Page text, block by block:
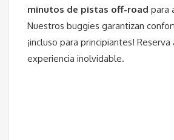
minutos de pistas off-road para
Nuestros buggies garantizan
¡incluso para principiantes!
experiencia inolvidable.